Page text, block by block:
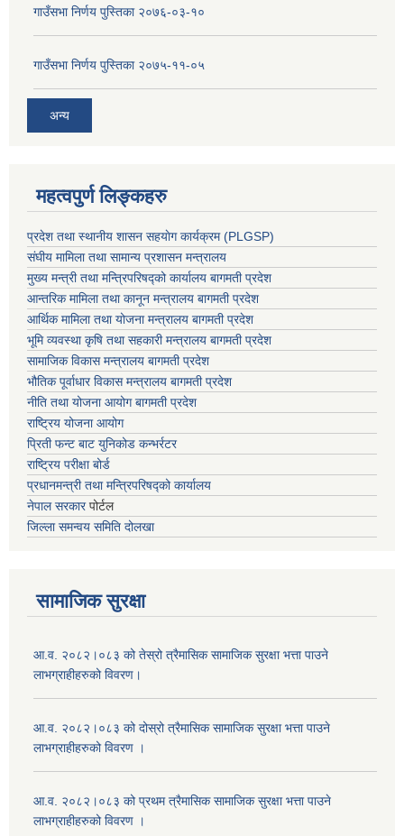
गाउँसभा निर्णय पुस्तिका २०७६-०३-१०
गाउँसभा निर्णय पुस्तिका २०७५-११-०५
अन्य
महत्वपुर्ण लिङ्कहरु
प्रदेश तथा स्थानीय शासन सहयाेग कार्यक्रम (PLGSP)
संघीय मामिला तथा सामान्य प्रशासन मन्त्रालय
मुख्य मन्त्री तथा मन्त्रिपरिषद्को कार्यालय बागमती प्रदेश
आन्तरिक मामिला तथा कानून मन्त्रालय बागमती प्रदेश
आर्थिक मामिला तथा योजना मन्त्रालय बागमती प्रदेश
भूमि व्यवस्था कृषि तथा सहकारी मन्त्रालय बागमती प्रदेश
सामाजिक विकास मन्त्रालय बागमती प्रदेश
भौतिक पूर्वाधार विकास मन्त्रालय बागमती प्रदेश
नीति तथा योजना आयोग बागमती प्रदेश
राष्ट्रिय योजना आयोग
प्रिती फन्ट बाट युनिकोड कन्भर्रटर
राष्ट्रिय परीक्षा बोर्ड
प्रधानमन्त्री तथा मन्त्रिपरिषद्को कार्यालय
नेपाल सरकारपोर्टल
जिल्ला समन्वय समिति दोलखा
सामाजिक सुरक्षा
आ.व. २०८२।०८३ को तेस्रो त्रैमासिक सामाजिक सुरक्षा भत्ता पाउने
लाभग्राहीहरुको विवरण।
आ.व. २०८२।०८३ को दोस्रो त्रैमासिक सामाजिक सुरक्षा भत्ता पाउने
लाभग्राहीहरुको विवरण ।
आ.व. २०८२।०८३ को प्रथम त्रैमासिक सामाजिक सुरक्षा भत्ता पाउने
लाभग्राहीहरुको विवरण ।